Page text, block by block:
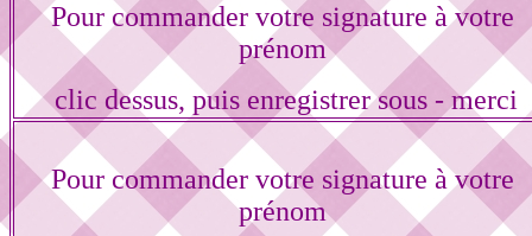
Pour commander votre signature à votre
prénom
clic dessus, puis enregistrer sous - merci
Pour commander votre signature à votre
prénom